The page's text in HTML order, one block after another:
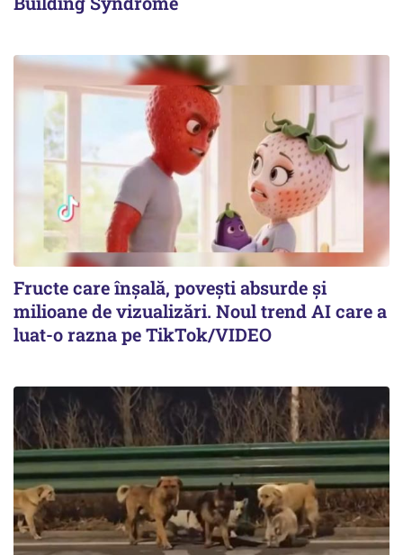
Fructe care înșală, povești absurde și
milioane de vizualizări. Noul trend AI care a
luat-o razna pe TikTok/VIDEO